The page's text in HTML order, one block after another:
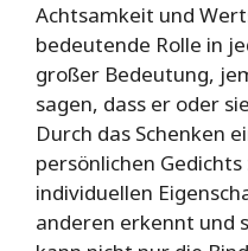
Achtsamkeit und
bedeutende Rolle in
großer Bedeutung,
sagen, dass er oder
Durch das Schenken
persönlichen
individuellen
anderen erkennt und